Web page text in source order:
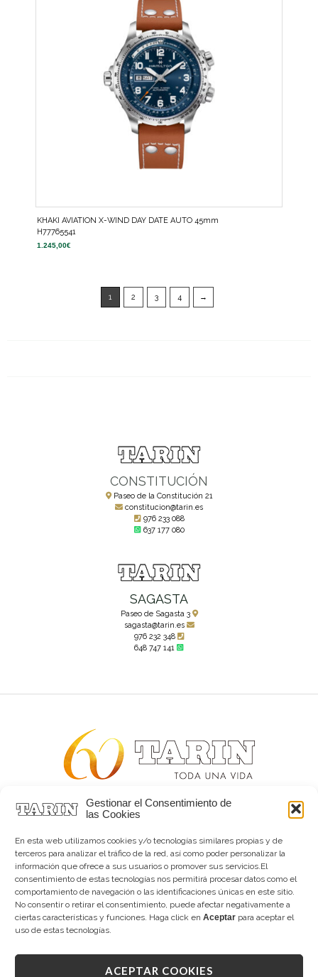
Gestionar el Consentimiento de
las Cookies
En esta web utilizamos cookies y/o tecnologías similares propias y de
terceros para analizar el tráfico de la red, así como poder personalizar la
información que ofrece a sus usuarios o promover sus servicios.El
consentimiento de estas tecnologías nos permitirá procesar datos como el
comportamiento de navegación o las identificaciones únicas en este sitio.
No consentir o retirar el consentimiento, puede afectar negativamente a
ciertas características y funciones. Haga click en Aceptar para aceptar el
uso de estas tecnologías.
ACEPTAR COOKIES
KHAKI AVIATION X-WIND DAY DATE AUTO 45mm
H77765541
1.245,00€
1 2 3 4 →
CONSTITUCIÓN
Paseo de la Constitución 21
constitucion@tarin.es
976 233 088
637 177 080
SAGASTA
Paseo de Sagasta 3
sagasta@tarin.es
976 232 348
648 747 141
Alta joyería desde 1963
Tarín Magazine
Contacto
Copyright © 2026 Tarín Joyeros